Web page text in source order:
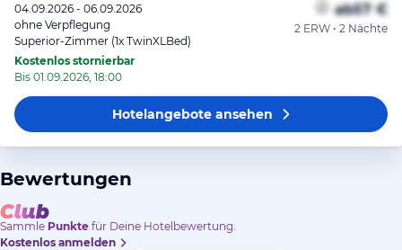
04.09.2026 - 06.09.2026
ohne Verpflegung
Superior-Zimmer (1x TwinXLBed)
Kostenlos stornierbar
Bis 01.09.2026, 18:00
ab57 €
2 ERW • 2 Nächte
Hotelangeboteansehen
Bewertungen
Sammle Punkte für Deine Hotelbewertung.
Kostenlos anmelden